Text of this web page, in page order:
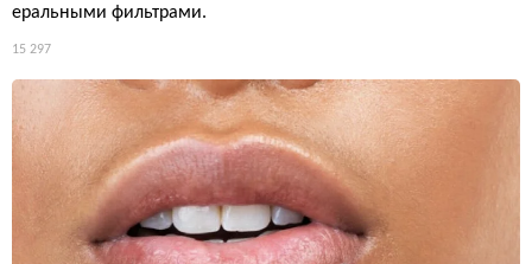
еральными фильтрами.
15 297